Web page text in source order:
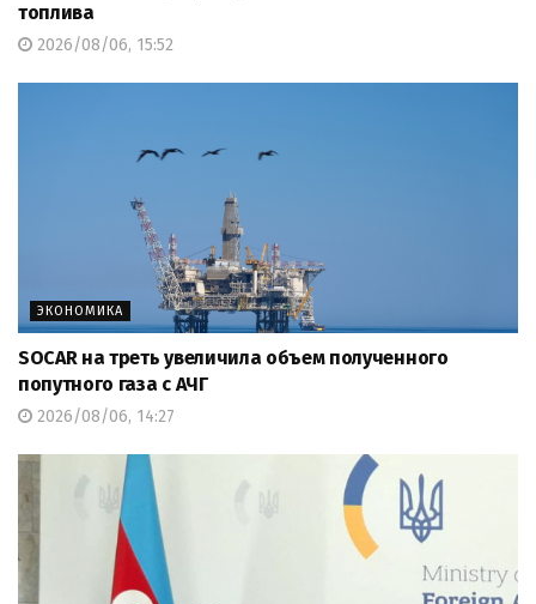
топлива
2026/08/06, 15:52
ЭКОНОМИКА
SOCAR на треть увеличила объем полученного
попутного газа с АЧГ
2026/08/06, 14:27